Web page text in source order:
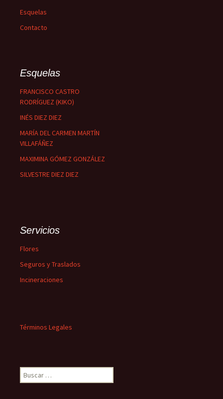
Esquelas
Contacto
Esquelas
FRANCISCO CASTRO
RODRÍGUEZ (KIKO)
INÉS DIEZ DIEZ
MARÍA DEL CARMEN MARTÍN
VILLAFÁÑEZ
MAXIMINA GÓMEZ GONZÁLEZ
SILVESTRE DIEZ DIEZ
Servicios
Flores
Seguros y Traslados
Incineraciones
Términos Legales
Buscar: